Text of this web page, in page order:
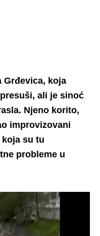
Grđevica, koja
ali je sinoć
Njeno korito,
improvizovani
su tu
probleme u